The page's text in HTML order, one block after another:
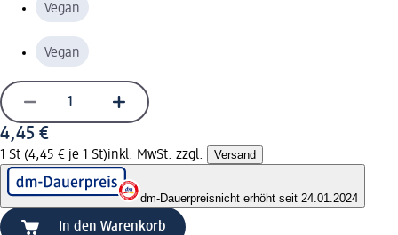
Vegan
Vegan
4,45 €
1 St (4,45 € je 1 St)inkl. MwSt. zzgl. Versand
dm-Dauerpreisnicht erhöht seit 24.01.2024
In den Warenkorb